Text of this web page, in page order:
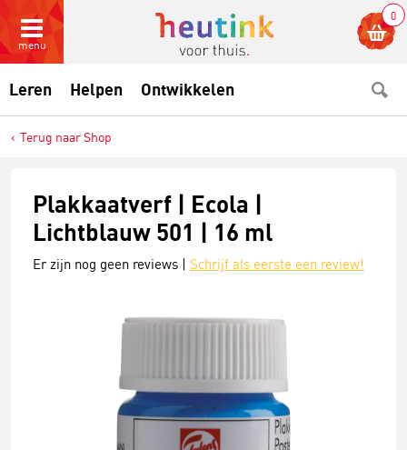
menu
0
Leren Helpen Ontwikkelen
Terug naar Shop
Plakkaatverf | Ecola |
Lichtblauw 501 | 16 ml
Er zijn nog geen reviews | Schrijf als eerste een review!